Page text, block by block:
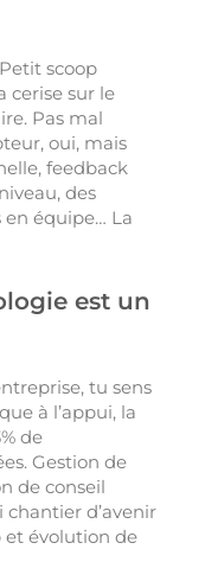
scoop
cerise sur le
Pas mal
oui, mais
feedback
des
en équipe… La
est un
tu sens
à l’appui, la
de
Gestion de
de conseil
chantier d’avenir
et évolution de